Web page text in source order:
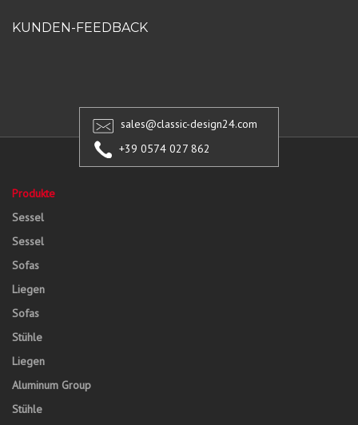
KUNDEN-FEEDBACK
sales@classic-design24.com
+39 0574 027 862
Produkte
Sessel
Sessel
Sofas
Liegen
Sofas
Stühle
Liegen
Aluminum Group
Stühle